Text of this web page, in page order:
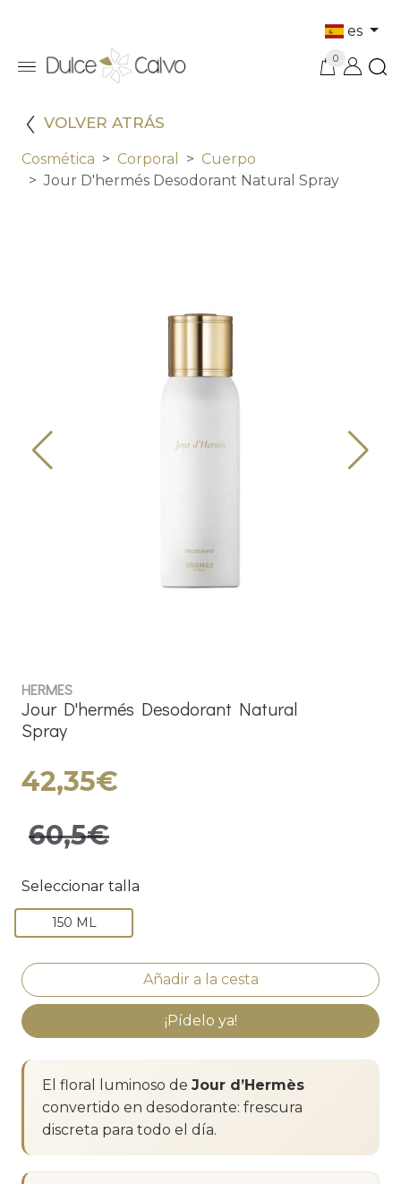
es
0
VOLVER ATRÁS
Cosmética Corporal
Cuerpo
Jour D'hermés Desodorant Natural Spray
HERMES
Jour D'hermés Desodorant Natural
Spray
42,35€
60,5€
Seleccionar talla
150 ML
¡Pídelo ya!
El floral luminoso de Jour d’Hermès
convertido en desodorante: frescura
discreta para todo el día.